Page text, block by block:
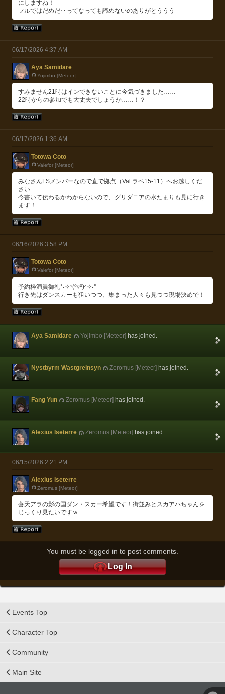
にしますね！
フルではだめだ‥ってなっても諦めないのありがとううう
06/17/2026 4:37 AM
Aya Samidare
Yojimbo [Meteor]
すみません21時はインできないことに今気づきました……
22時からの参加でも大丈夫でしょうか……！？
06/17/2026 1:36 AM
Totowa Coto
Valefor [Meteor]
みなさんFSメンバーなので直で拠点（Val ラベ15-11）へお越しくだ
さい
今書いて伝わるかわからないので、グリダニアの水たまりも見に行き
ます！
06/16/2026 3:58 PM
Totowa Coto
Valefor [Meteor]
予約枠満員御礼°˖✧◝(⁰▿⁰)◜✧˖°
行き先はダンスカーも狙いつつ、集まった人々も見つつ現場決めで！
Aya Samidare Yojimbo [Meteor] has joined.
Nystbyrm Wastgreinsyn Zeromus [Meteor] has joined.
Fang Yun Zeromus [Meteor] has joined.
Alexius Iseterre Zeromus [Meteor] has joined.
06/15/2026 2:21 PM
Alexius Iseterre
Zeromus [Meteor]
蒼天アラの影の国ダン・スカー希望です！街並みとスカアハちゃんを
じっくり見たいですｗ
You must be logged in to post comments.
Log In
Events Top
Character Top
Community
Main Site